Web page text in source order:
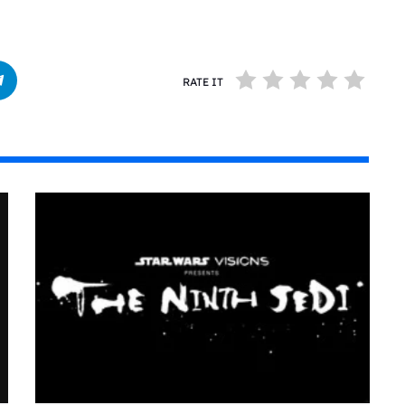
RATE IT